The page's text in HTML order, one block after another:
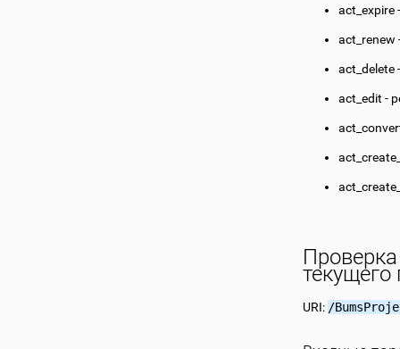
act_expire
act_renew
act_delete
act_edit -
текущего
URI: /